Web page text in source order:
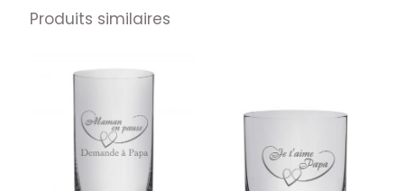
Produits similaires